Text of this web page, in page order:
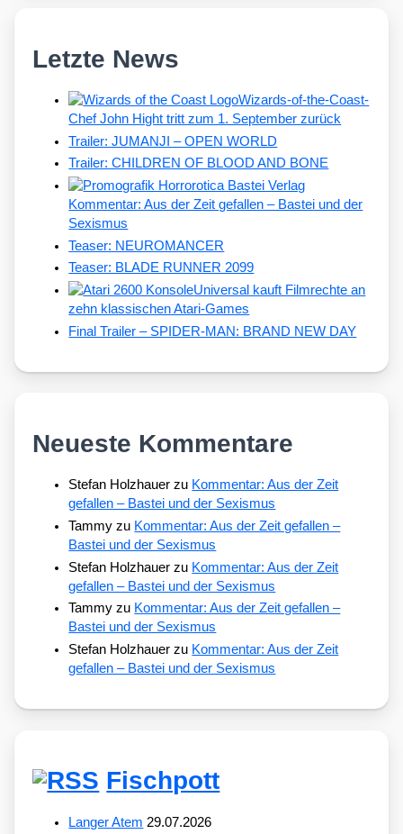
Letzte News
Wizards-of-the-Coast-
Chef John Hight tritt zum 1. September zurück
Trailer: JUMANJI – OPEN WORLD
Trailer: CHILDREN OF BLOOD AND BONE
Kommentar: Aus der Zeit gefallen – Bastei und der
Sexismus
Teaser: NEUROMANCER
Teaser: BLADE RUNNER 2099
Universal kauft Filmrechte an
zehn klassischen Atari-Games
Final Trailer – SPIDER-MAN: BRAND NEW DAY
Neueste Kommentare
Stefan Holzhauer zu Kommentar: Aus der Zeit
gefallen – Bastei und der Sexismus
Tammy zu Kommentar: Aus der Zeit gefallen –
Bastei und der Sexismus
Stefan Holzhauer zu Kommentar: Aus der Zeit
gefallen – Bastei und der Sexismus
Tammy zu Kommentar: Aus der Zeit gefallen –
Bastei und der Sexismus
Stefan Holzhauer zu Kommentar: Aus der Zeit
gefallen – Bastei und der Sexismus
Fischpott
Langer Atem 29.07.2026